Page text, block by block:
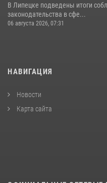
В Липецке подведены итоги
законодательства в сфе...
06 августа 2026, 07:31
НАВИГАЦИЯ
Новости
Карта сайта